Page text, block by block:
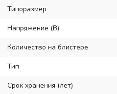
Типоразмер
Напряжение (В)
Количество на блистере
Тип
Срок хранения (лет)